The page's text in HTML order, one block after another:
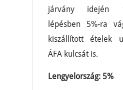
járvány idején
lépésben 5%-ra
kiszállított ételek
ÁFA kulcsát is.
Lengyelország: 5%